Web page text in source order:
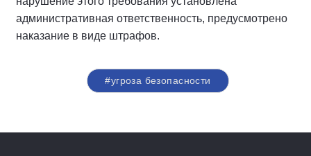
административная ответственность, предусмотрено
наказание в виде штрафов.
#угроза безопасности